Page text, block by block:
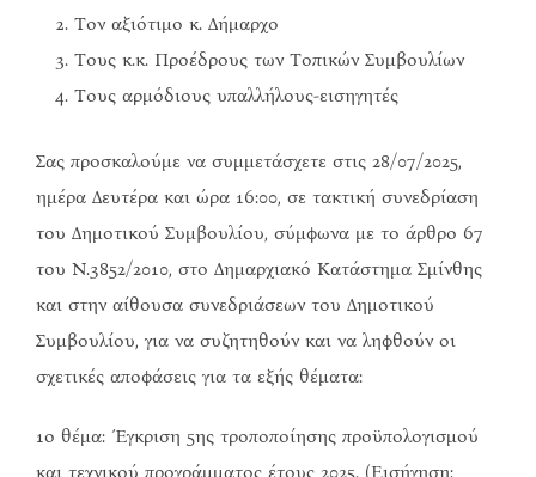
Τον αξιότιμο κ. Δήμαρχο
Τους κ.κ. Προέδρους των Τοπικών Συμβουλίων
Τους αρμόδιους υπαλλήλους-εισηγητές
Σας προσκαλούμε να συμμετάσχετε στις 28/07/2025,
ημέρα Δευτέρα και ώρα 16:00, σε τακτική συνεδρίαση
του Δημοτικού Συμβουλίου, σύμφωνα με το άρθρο 67
του Ν.3852/2010, στο Δημαρχιακό Κατάστημα Σμίνθης
και στην αίθουσα συνεδριάσεων του Δημοτικού
Συμβουλίου, για να συζητηθούν και να ληφθούν οι
σχετικές αποφάσεις για τα εξής θέματα:
1ο θέμα: Έγκριση 5ης τροποποίησης προϋπολογισμού
και τεχνικού προγράμματος έτους 2025. (Εισήγηση: